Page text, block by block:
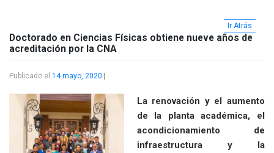
Ir Atrás
Doctorado en Ciencias Físicas obtiene nueve años de
acreditación por la CNA
Publicado el 14 mayo, 2020
La renovación y el aumento
de la planta académica, el
acondicionamiento de
infraestructura y la